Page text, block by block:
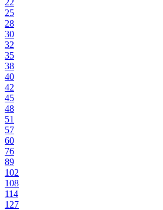
22
25
28
30
32
35
38
40
42
45
48
51
57
60
76
89
102
108
114
127